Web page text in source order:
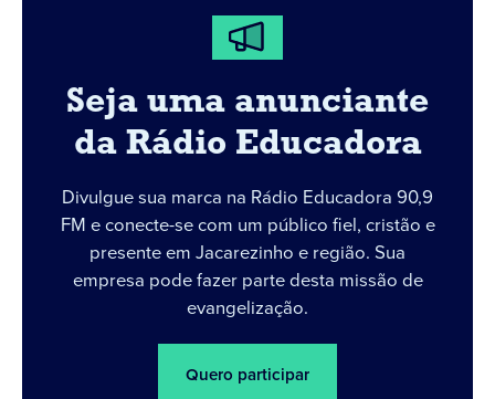
Seja uma anunciante
da Rádio Educadora
Divulgue sua marca na Rádio Educadora 90,9
FM e conecte-se com um público fiel, cristão e
presente em Jacarezinho e região. Sua
empresa pode fazer parte desta missão de
evangelização.
Quero participar